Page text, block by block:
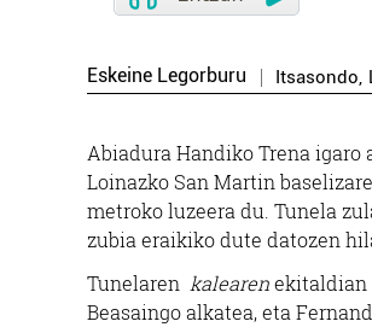
Eskeine Legorburu Itsasondo,
Abiadura Handiko Trena
Loinazko San Martin
metroko luzeera du. Tunela
zubia eraikiko dute datozen
Tunelaren kalearenekitaldian
Beasaingo alkatea, eta